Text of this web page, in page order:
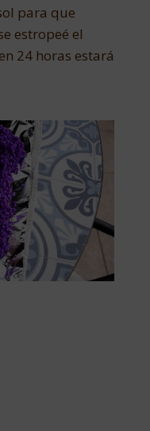
para que
estropeé el
24 horas estará